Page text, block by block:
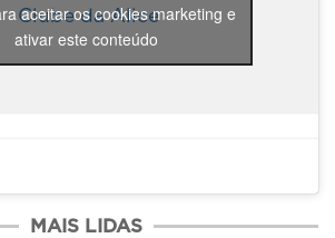
Clube da Alice
aceitar os cookies marketing e
ativar este conteúdo
MAIS LIDAS